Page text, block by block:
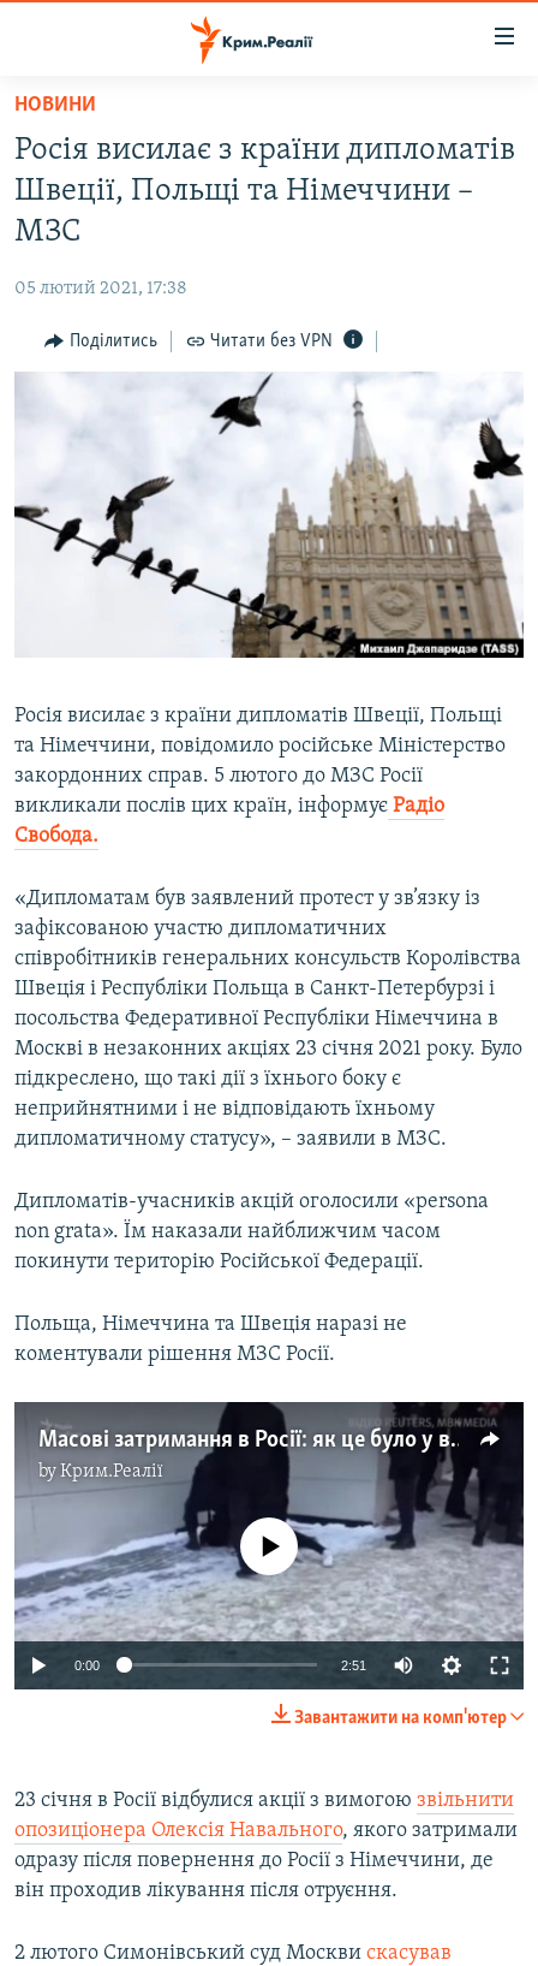
Перейти
основного
матеріалу
Перейти
до
основної
Перейти
до
ВІДЕО ТА ФОТО
БЛОГИ
ПОГЛЯД
СПЕЦПРОЕКТИ
ДЕПОРТАЦІЯ
ВІДЕОУРОКИ «ELIFBE»
УКРАЇНСЬКА ПРОБЛЕМА КРИМУ
ЯК ОБІЙТИ БЛОКУВАННЯ
Усі сайти RFE/RL
НОВИНИ
Росія висилає з країни дипломатів
Швеції, Польщі та Німеччини –
МЗС
05 лютий 2021, 17:38
Поділитись Читати без VPN
Росія висилає з країни дипломатів Швеції, Польщі
та Німеччини, повідомило російське Міністерство
закордонних справ. 5 лютого до МЗС Росії
викликали послів цих країн, інформує Радіо
Свобода.
«Дипломатам був заявлений протест у зв’язку із
зафіксованою участю дипломатичних
співробітників генеральних консульств Королівства
Швеція і Республіки Польща в Санкт-Петербурзі і
посольства Федеративної Республіки Німеччина в
Москві в незаконних акціях 23 січня 2021 року. Було
підкреслено, що такі дії з їхнього боку є
неприйнятними і не відповідають їхньому
дипломатичному статусу», – заявили в МЗС.
Дипломатів-учасників акцій оголосили «persona
non grata». Їм наказали найближчим часом
покинути територію Російської Федерації.
Польща, Німеччина та Швеція наразі не
коментували рішення МЗС Росії.
Масові затримання в Росії: як це було у відео
byКрим.Реалії
720p 810p
No media source currently available
0:00 2:51
720p
810p
Завантажити на комп'ютер
23 січня в Росії відбулися акції з вимогою звільнити
опозиціонера Олексія Навального, якого затримали
одразу після повернення до Росії з Німеччини, де
він проходив лікування після отруєння.
2 лютого Симонівський суд Москви скасував